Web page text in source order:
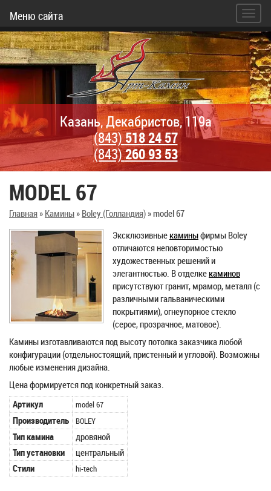
Меню сайта
Казань, Декабристов, 119а
(843)518 24 57
(843)260 93 53
MODEL 67
Главная» Камины» Boley (Голландия)»model 67
Эксклюзивные каминыфирмы Boley
отличаются неповторимостью
художественных решений и
элегантностью. В отделке каминов
присутствуют гранит, мрамор, металл (с
различными гальваническими
покрытиями), огнеупорное стекло
(серое, прозрачное, матовое).
Камины изготавливаются под высоту потолка заказчика любой
конфигурации (отдельностоящий, пристенный и угловой). Возможны
любые изменения дизайна.
Цена формируется под конкретный заказ.
Артикул
model 67
Производитель BOLEY
Тип камина
дровяной
Тип установки
центральный
Стили
hi-tech